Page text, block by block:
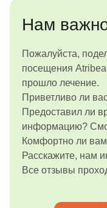
Нам
Пожалуйста,
посещения
прошло лечение.
Приветливо ли
Предоставил ли
информацию?
Комфортно ли
Расскажите, нам
Все отзывы